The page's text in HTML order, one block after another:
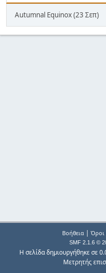
Autumnal Equinox (23 Σεπ)
Βοήθεια| Όροι
SMF 2.1.6 ©
Η σελίδα δημιουργήθηκε σε
Μετρητής